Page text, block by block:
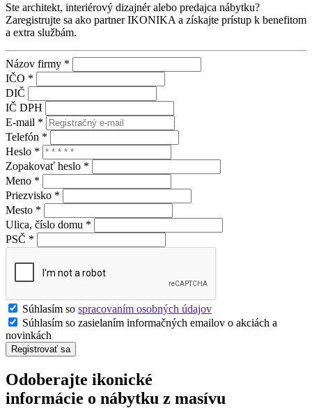
Ste architekt, interiérový dizajnér alebo predajca nábytku?
Zaregistrujte sa ako partner IKONIKA a získajte prístup k benefitom
a extra službám.
Názov firmy *
IČO *
DIČ
IČ DPH
E-mail *
Telefón *
Heslo *
Zopakovať heslo *
Meno *
Priezvisko *
Mesto *
Ulica, číslo domu *
PSČ *
Súhlasím so spracovaním osobných údajov
Súhlasím so zasielaním informačných emailov o akciách a
novinkách
Registrovať sa
Odoberajte ikonické
informácie o nábytku z masívu